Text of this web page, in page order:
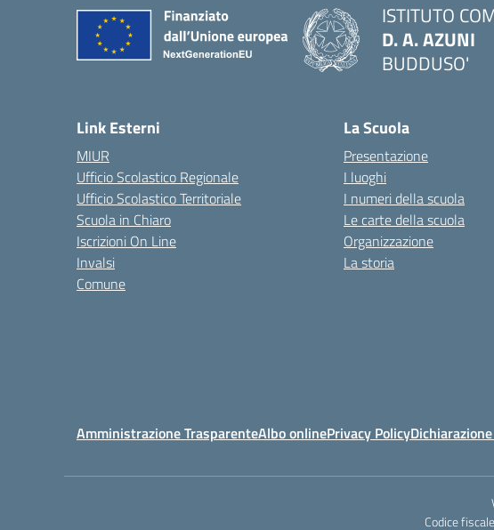
ISTITUTO
D. A. AZUNI
BUDDUSO'
Link Esterni
MIUR
Ufficio Scolastico Regionale
Ufficio Scolastico Territoriale
Scuola in Chiaro
Iscrizioni On Line
Invalsi
Comune
La Scuola
Presentazione
I luoghi
I numeri della scuola
Le carte della scuola
Organizzazione
La storia
Amministrazione TrasparenteAlbo onlinePrivacy Policy
Codice